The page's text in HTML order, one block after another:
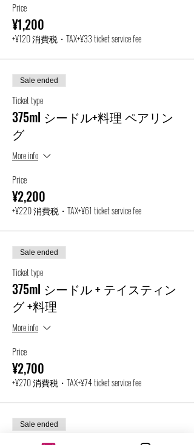
Price
¥1,200
+¥120 消費税・TAX+¥33 ticket service fee
Sale ended
Ticket type
375ml シードル+料理 ペアリン
グ
More info
Price
¥2,200
+¥220 消費税・TAX+¥61 ticket service fee
Sale ended
Ticket type
375ml シードル + テイスティン
グ +料理
More info
Price
¥2,700
+¥270 消費税・TAX+¥74 ticket service fee
Sale ended